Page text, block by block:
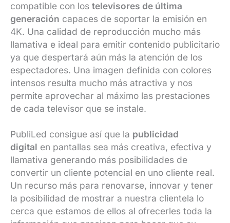
compatible con los televisores de última
generación capaces de soportar la emisión en
4K. Una calidad de reproducción mucho más
llamativa e ideal para emitir contenido publicitario
ya que despertará aún más la atención de los
espectadores. Una imagen definida con colores
intensos resulta mucho más atractiva y nos
permite aprovechar al máximo las prestaciones
de cada televisor que se instale.
PubliLed consigue así que la publicidad
digital en pantallas sea más creativa, efectiva y
llamativa generando más posibilidades de
convertir un cliente potencial en uno cliente real.
Un recurso más para renovarse, innovar y tener
la posibilidad de mostrar a nuestra clientela lo
cerca que estamos de ellos al ofrecerles toda la